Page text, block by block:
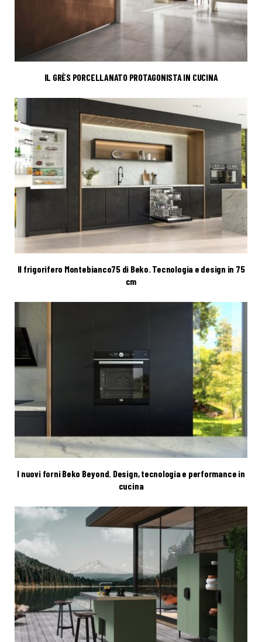
IL GRÈS PORCELLANATO PROTAGONISTA IN CUCINA
Il frigorifero Montebianco75 di Beko. Tecnologia e design in 75
cm
I nuovi forni Beko Beyond. Design, tecnologia e performance in
cucina